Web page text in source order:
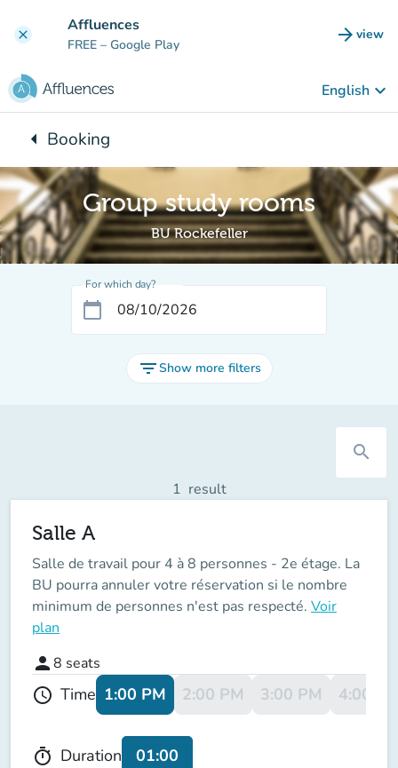
clear Affluences
FREE – Google Play arrow_forward view
(new
English keyboard_arrow_down
arrow_leftBack to:
Booking
Group study rooms
BU Rockefeller
For which day?
calendar_today
filter_listShow more filters
search
1 result
Salle A
Salle de travail pour 4 à 8 personnes - 2e étage. La
BU pourra annuler votre réservation si le nombre
minimum de personnes n'est pas respecté. Voir
plan
person8 seats
schedule Time 1:00 PM 2:00 PM 3:00 PM 4:00
timer Duration 01:00